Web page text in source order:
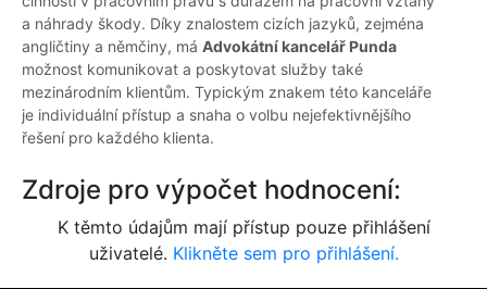
a náhrady škody. Díky znalostem cizích jazyků, zejména
angličtiny a němčiny, má Advokátní kancelář Punda
možnost komunikovat a poskytovat služby také
mezinárodním klientům. Typickým znakem této kanceláře
je individuální přístup a snaha o volbu nejefektivnějšího
řešení pro každého klienta.
Zdroje pro výpočet hodnocení:
K těmto údajům mají přístup pouze přihlášení
uživatelé. Klikněte sem pro přihlášení.